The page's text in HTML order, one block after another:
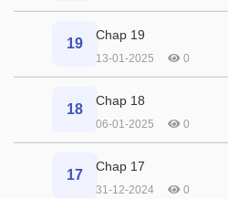
19
Chap 19
13-01-2025 0
18
Chap 18
06-01-2025 0
17
Chap 17
31-12-2024 0